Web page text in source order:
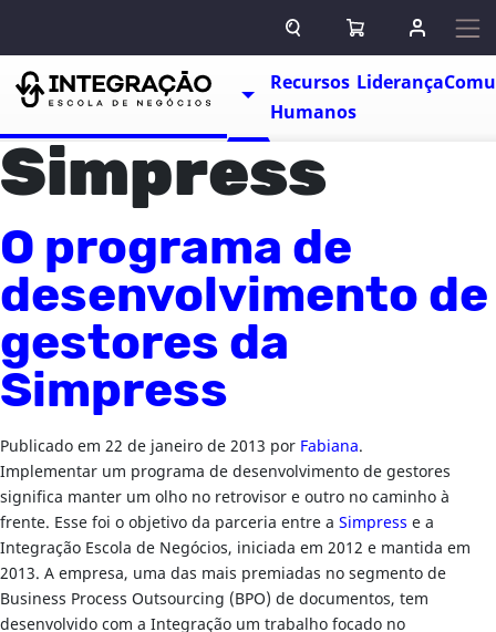
ABRIR CAMPO DE BUSCA
ABRIR CARRINHO
ENTRAR
Escolas
TOGGLE DROPDOWN
Recursos
Humanos
Liderança
Simpress
O programa de
desenvolvimento de
gestores da
Simpress
Publicado em 22 de janeiro de 2013 por Fabiana.
Implementar um programa de desenvolvimento de gestores
significa manter um olho no retrovisor e outro no caminho à
frente. Esse foi o objetivo da parceria entre a Simpress e a
Integração Escola de Negócios, iniciada em 2012 e mantida em
2013. A empresa, uma das mais premiadas no segmento de
Business Process Outsourcing (BPO) de documentos, tem
desenvolvido com a Integração um trabalho focado no